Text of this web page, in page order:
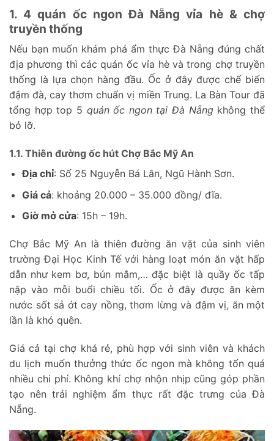
1. 4 quán ốc ngon Đà Nẵng vỉa hè & chợ
truyền thống
Nếu bạn muốn khám phá ẩm thực Đà Nẵng đúng chất
địa phương thì các quán ốc vỉa hè và trong chợ truyền
thống là lựa chọn hàng đầu. Ốc ở đây được chế biến
đậm đà, cay thơm chuẩn vị miền Trung. La Bàn Tour đã
tổng hợp top 5 quán ốc ngon tại Đà Nẵng không thể
bỏ lỡ.
1.1. Thiên đường ốc hút Chợ Bắc Mỹ An
Địa chỉ: Số 25 Nguyễn Bá Lân, Ngũ Hành Sơn.
Giá cả: khoảng 20.000 – 35.000 đồng/ đĩa.
Giờ mở cửa: 15h – 19h.
Chợ Bắc Mỹ An là thiên đường ăn vặt của sinh viên
trường Đại Học Kinh Tế với hàng loạt món ăn vặt hấp
dẫn như kem bơ, bún mắm,… đặc biệt là quầy ốc tấp
nập vào mỗi buổi chiều tối. Ốc ở đây được ăn kèm
nước sốt sả ớt cay nồng, thơm lừng và đậm vị, ăn một
lần là khó quên.
Giá cả tại chợ khá rẻ, phù hợp với sinh viên và khách
du lịch muốn thưởng thức ốc ngon mà không tốn quá
nhiều chi phí. Không khí chợ nhộn nhịp cũng góp phần
tạo nên trải nghiệm ẩm thực rất đặc trưng của Đà
Nẵng.